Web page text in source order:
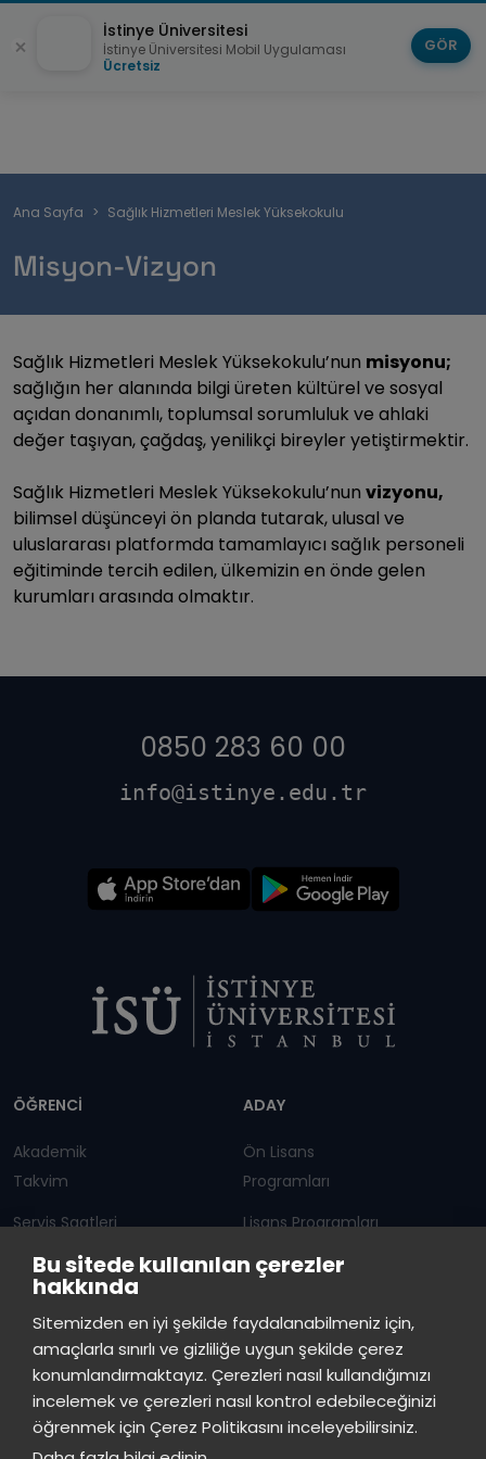
Bu sitede kullanılan çerezler
hakkında
Sitemizden en iyi şekilde faydalanabilmeniz için,
amaçlarla sınırlı ve gizliliğe uygun şekilde çerez
konumlandırmaktayız. Çerezleri nasıl kullandığımızı
incelemek ve çerezleri nasıl kontrol edebileceğinizi
öğrenmek için Çerez Politikasını inceleyebilirsiniz.
Sayfa
Ana Sayfa Sağlık Hizmetleri Meslek Yüksekokulu
Misyon-Vizyon
Sağlık Hizmetleri Meslek Yüksekokulu’nun misyonu;
sağlığın her alanında bilgi üreten kültürel ve sosyal
açıdan donanımlı, toplumsal sorumluluk ve ahlaki
değer taşıyan, çağdaş, yenilikçi bireyler yetiştirmektir.
Sağlık Hizmetleri Meslek Yüksekokulu’nun vizyonu,
bilimsel düşünceyi ön planda tutarak, ulusal ve
uluslararası platformda tamamlayıcı sağlık personeli
eğitiminde tercih edilen, ülkemizin en önde gelen
kurumları arasında olmaktır.
0850 283 60 00
info@istinye.edu.tr
ÖĞRENCİ
Akademik
Takvim
Servis Saatleri
Duyurular
ADAY
Ön Lisans
Programları
Lisans Programları
Lisansüstü
İSTİNYE
Basın
Kiti
İhaleler İstinye Post Kampüslerimiz
çevrimiçi
İstinye Üniversitesi
Merhaba! Size nasıl yardımcı
olabilirim?
İstinye Üniversitesi
İstinye Üniversitesi Mobil Uygulaması
Ücretsiz
GÖR